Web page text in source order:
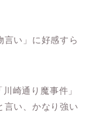
言い」に好感すら
崎通り魔事件」
言い、かなり強い